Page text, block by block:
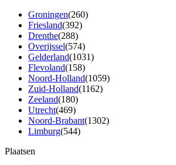
Groningen(260)
Friesland(392)
Drenthe(288)
Overijssel(574)
Gelderland(1031)
Flevoland(158)
Noord-Holland(1059)
Zuid-Holland(1162)
Zeeland(180)
Utrecht(469)
Noord-Brabant(1302)
Limburg(544)
Plaatsen